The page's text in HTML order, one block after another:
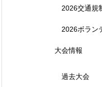
2026交通規
2026ボラン
大会情報
過去大会